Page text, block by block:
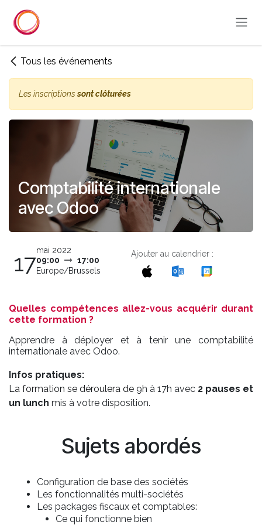
Tous les événements
Les inscriptionssont clôturées
Comptabilité internationale
avec Odoo
17mai 2022
09:00
17:00
Europe/Brussels
Ajouter au calendrier :
Quelles compétences allez-vous acquérir durant
cette formation ?
Apprendre à déployer et à tenir une comptabilité
internationale avec Odoo.
Infos pratiques:
La formation se déroulera de 9h à 17h avec 2 pauses et
un lunch mis à votre disposition.
Sujets abordés
Configuration de base des sociétés
Les fonctionnalités multi-sociétés
Les packages fiscaux et comptables:
Ce qui fonctionne bien